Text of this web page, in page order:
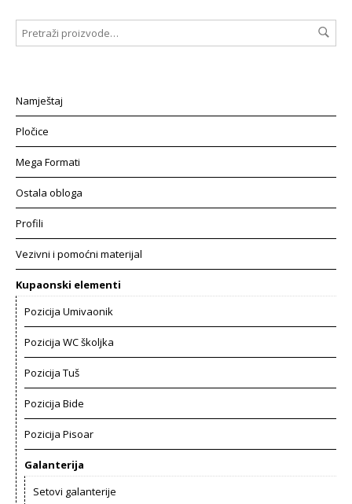
Namještaj
Pločice
Mega Formati
Ostala obloga
Profili
Vezivni i pomoćni materijal
Kupaonski elementi
Pozicija Umivaonik
Pozicija WC školjka
Pozicija Tuš
Pozicija Bide
Pozicija Pisoar
Galanterija
Setovi galanterije